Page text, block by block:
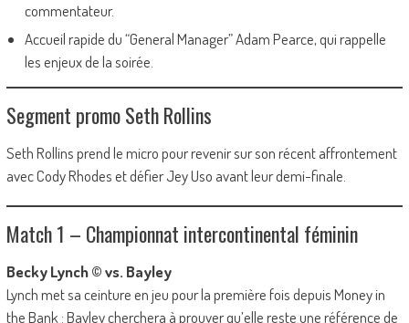
commentateur.
Accueil rapide du “General Manager” Adam Pearce, qui rappelle
les enjeux de la soirée.
Segment promo Seth Rollins
Seth Rollins prend le micro pour revenir sur son récent affrontement
avec Cody Rhodes et défier Jey Uso avant leur demi-finale.
Match 1 – Championnat intercontinental féminin
Becky Lynch © vs. Bayley
Lynch met sa ceinture en jeu pour la première fois depuis Money in
the Bank : Bayley cherchera à prouver qu’elle reste une référence de